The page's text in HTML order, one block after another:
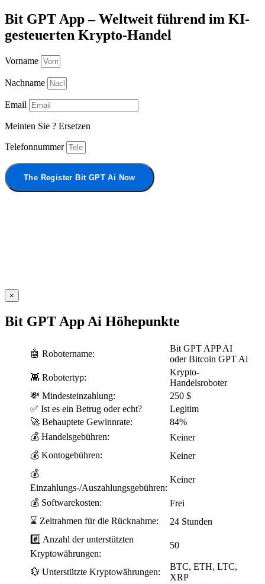
Bit GPT App – Weltweit führend im KI-
gesteuerten Krypto-Handel
Vorname
Nachname
Email
Meinten Sie ? Ersetzen
Telefonnummer
The Register Bit GPT Ai Now
×
Bit GPT App Ai Höhepunkte
🤖 Robotername:
Bit GPT APP AI
oder Bitcoin GPT Ai
👾 Robotertyp:
Krypto-
Handelsroboter
💸 Mindesteinzahlung:
250 $
✅ Ist es ein Betrug oder echt?
Legitim
🚀 Behauptete Gewinnrate:
84%
💰 Handelsgebühren:
Keiner
💰 Kontogebühren:
Keiner
💰
Einzahlungs-/Auszahlungsgebühren:
Keiner
💰 Softwarekosten:
Frei
⌛ Zeitrahmen für die Rücknahme:
24 Stunden
#️⃣ Anzahl der unterstützten
Kryptowährungen:
50
💱 Unterstützte Kryptowährungen:
BTC, ETH, LTC,
XRP